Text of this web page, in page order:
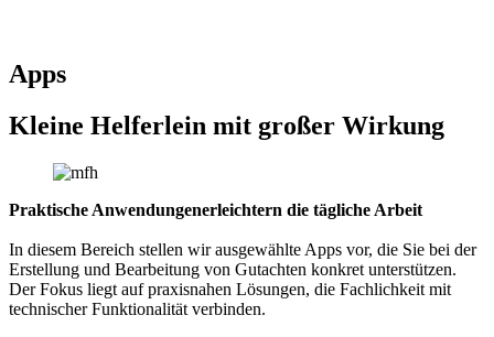
Apps
Kleine Helferlein mit großer Wirkung
Praktische Anwendungenerleichtern die tägliche Arbeit
In diesem Bereich stellen wir ausgewählte Apps vor, die Sie bei der
Erstellung und Bearbeitung von Gutachten konkret unterstützen.
Der Fokus liegt auf praxisnahen Lösungen, die Fachlichkeit mit
technischer Funktionalität verbinden.